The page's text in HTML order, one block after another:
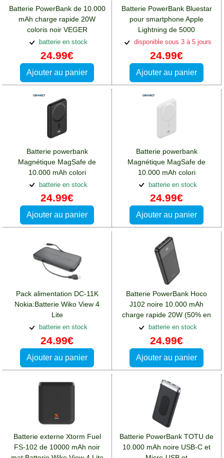
Batterie PowerBank de 10.000
mAh charge rapide 20W
coloris noir VEGER
S10:Batterie Wiko View 4 Lite
batterie en stock
24.99€
Ajouter au panier
Batterie PowerBank Bluestar
pour smartphone Apple
Lightning de 5000
mAh:Batterie Wiko View 4 Lite
disponible sous 3 à 5 jours
24.99€
Ajouter au panier
Batterie powerbank
Magnétique MagSafe de
10.000 mAh colori
noir:Batterie Wiko View 4 Lite
batterie en stock
24.99€
Ajouter au panier
Batterie powerbank
Magnétique MagSafe de
10.000 mAh colori
Blanc:Batterie Wiko View 4
Lite
batterie en stock
24.99€
Ajouter au panier
Pack alimentation DC-11K
Nokia:Batterie Wiko View 4
Lite
batterie en stock
24.99€
Ajouter au panier
Batterie PowerBank Hoco
J102 noire 10.000 mAh
charge rapide 20W (50% en
30 min):Batterie Wiko View 4
Lite
batterie en stock
24.99€
Ajouter au panier
Batterie externe Xtorm Fuel
FS-102 de 10000 mAh noir
Batterie PowerBank TOTU de
10.000 mAh noire USB-C et